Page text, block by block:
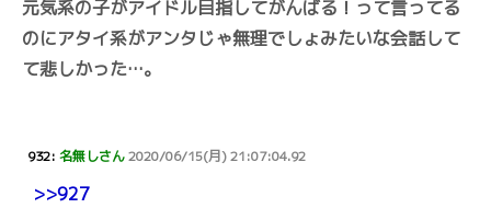
元気系の子がアイドル目指してがんばる！って言ってる
のにアタイ系がアンタじゃ無理でしょみたいな会話して
て悲しかった…。
932: 名無しさん2020/06/15(月) 21:07:04.92
>>927